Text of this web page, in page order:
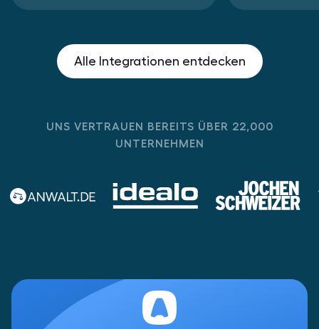
Alle Integrationen entdecken
UNS VERTRAUEN BEREITS ÜBER 22,000
UNTERNEHMEN